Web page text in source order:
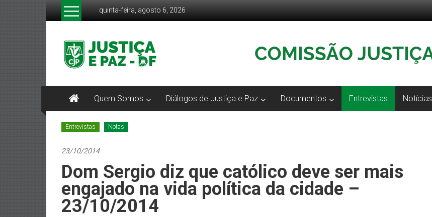
quinta-feira, agosto 6, 2026
CJP-
DF
Paz
DF
Arquidiocese
Brasília
Quem Somos Diálogos de Justiça e Paz Documentos Entrevistas Notícias
Entrevistas Notas
23/10/2014
Dom Sergio diz que católico deve ser mais
engajado na vida política da cidade –
23/10/2014